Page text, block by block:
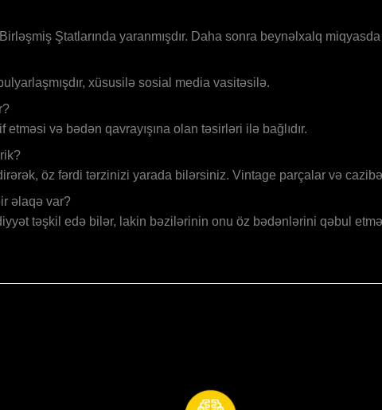
Ştatlarında yaranmışdır. Daha sonra beynəlxalq
xüsusilə sosial media vasitəsilə.
və bədən qavrayışına olan təsirləri ilə bağlıdır.
öz fərdi tərzinizi yarada bilərsiniz. Vintage parçalar və
əlaqə var?
təşkil edə bilər, lakin bəzilərinin onu öz bədənlərini qəbul